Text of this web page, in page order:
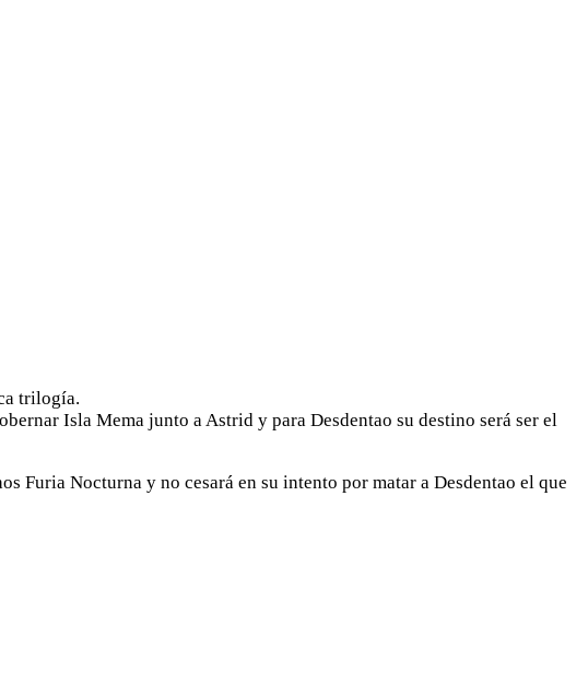
trilogía.
Isla Mema junto a Astrid y para Desdentao su destino será ser el
Furia Nocturna y no cesará en su intento por matar a Desdentao el que